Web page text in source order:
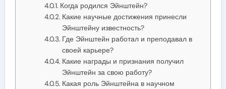
Когда родился Эйнштейн?
Какие научные достижения принесли
Эйнштейну известность?
Где Эйнштейн работал и преподавал в
своей карьере?
Какие награды и признания получил
Эйнштейн за свою работу?
Какая роль Эйнштейна в научном